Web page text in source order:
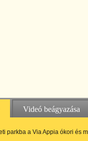
Videó beágyazása
parkba a Via Appia ókori és